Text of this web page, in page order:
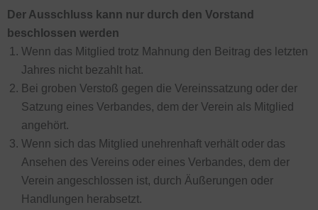
Der Ausschluss kann nur durch den Vorstand
beschlossen werden
Wenn das Mitglied trotz Mahnung den Beitrag des letzten
Jahres nicht bezahlt hat.
Bei groben Verstoß gegen die Vereinssatzung oder der
Satzung eines Verbandes, dem der Verein als Mitglied
angehört.
Wenn sich das Mitglied unehrenhaft verhält oder das
Ansehen des Vereins oder eines Verbandes, dem der
Verein angeschlossen ist, durch Äußerungen oder
Handlungen herabsetzt.